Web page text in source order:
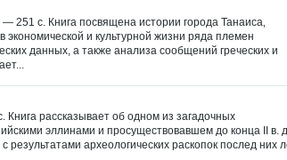
с. Книга посвящена истории города Танаиса‚
и культурной жизни ряда племен
данных, а также анализа сообщений греческих и
рассказывает об одном из загадочных
эллинами и просуществовавшем до конца II в.
археологических раскопок послед них